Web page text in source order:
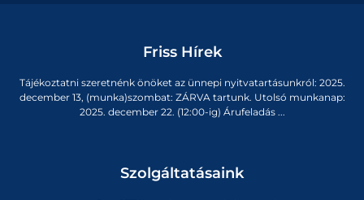
Friss Hírek
Tájékoztatni szeretnénk önöket az ünnepi nyitvatartásunkról: 2025.
december 13, (munka)szombat: ZÁRVA tartunk. Utolsó munkanap:
2025. december 22. (12:00-ig) Árufeladás ...
Szolgáltatásaink